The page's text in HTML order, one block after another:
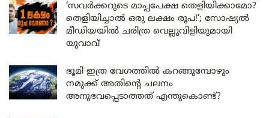
‘സവർക്കറുടെ മാപ്പപേക്ഷ തെളിയിക്കാമോ?
തെളിയിച്ചാൽ ഒരു ലക്ഷം രൂപ!’; സോഷ്യൽ
മീഡിയയിൽ ചരിത്ര വെല്ലുവിളിയുമായി
യുവാവ്
ഭൂമി ഇത്ര വേഗത്തിൽ കറങ്ങുമ്പോഴും
നമുക്ക് അതിന്റെ ചലനം
അനുഭവപ്പെടാത്തത് എന്തുകൊണ്ട്?